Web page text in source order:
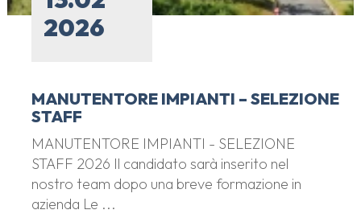
2026
MANUTENTORE IMPIANTI – SELEZIONE
STAFF
MANUTENTORE IMPIANTI - SELEZIONE
STAFF 2026 Il candidato sarà inserito nel
nostro team dopo una breve formazione in
azienda Le ...